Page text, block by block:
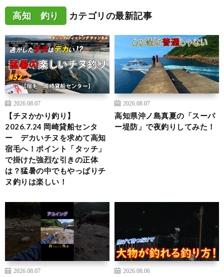
高知 釣り カテゴリの最新記事
2026.08.07
【チヌかかり釣り】
2026.7.24 岡崎貸船センタ
ー デカいチヌを求めて高知
宿毛へ！ポイント「タッチ」
で掛けた強烈な引きの正体
は？猛暑の中でもやっぱりチ
ヌ釣りは楽しい！
2026.08.07
高知県沖ノ島真夏の「スーパ
ー堤防」で夜釣りしてみた！
2026.08.07 2026.08.06